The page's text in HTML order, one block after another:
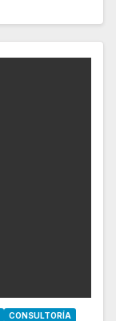
CONSULTORÍA